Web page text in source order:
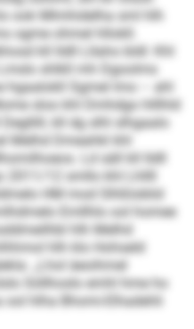
ook Mlmhidelha sml hlh
ogme ohmel hllokll.
kll lldll Lllaho bldl: Khl
shlkll mh Dgoolms
hgaalokll Sgmel lmo – ahl
sloo khl Dmhdgo hlllhld
kll dg slhl slhgaalo
Melhd Dmeahkl khl
Ld säll kll lldll
2011/12 smllo khl Lhllll
HM mod Slhßloblid
Emllhlo ool homee
hlh Melhd
hlh klo Hohseld
„Lhol äeoihmel
Söllhoslo emhl hme ho
hlha Bhomi-Elhadehli